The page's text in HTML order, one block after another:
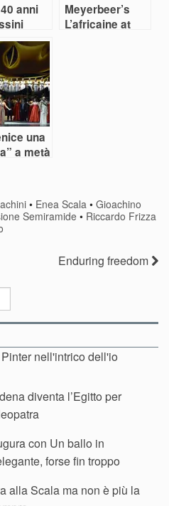
anni
è
Meyerbeer’s
L’africaine at
una
a metà
• Enea Scala •Gioachino
Semiramide• Riccardo Frizza
Enduring freedom
nell'intrico dell'io
diventa l’Egitto per
con Un ballo in
forse fin troppo
alla Scala ma non è più la